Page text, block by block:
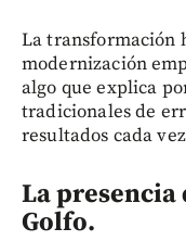
La transformación
modernización
algo que explica
tradicionales de
resultados cada
La presencia
Golfo.